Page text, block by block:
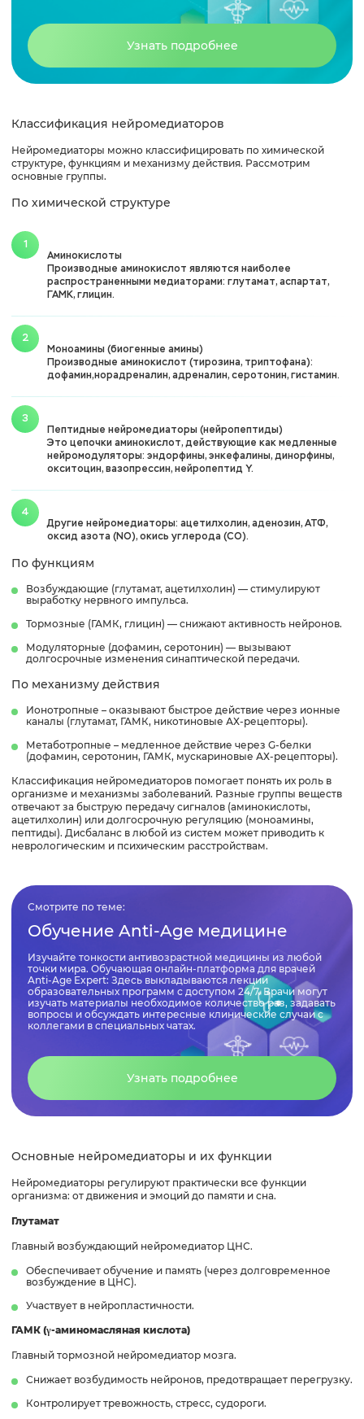
Узнать подробнее
Классификация нейромедиаторов
Нейромедиаторы можно классифицировать по химической
структуре, функциям и механизму действия. Рассмотрим
основные группы.
По химической структуре
Аминокислоты
Производные аминокислот являются наиболее
распространенными медиаторами: глутамат, аспартат,
ГАМК, глицин.
Моноамины (биогенные амины)
Производные аминокислот (тирозина, триптофана):
дофамин,норадреналин, адреналин, серотонин, гистамин.
Пептидные нейромедиаторы (нейропептиды)
Это цепочки аминокислот, действующие как медленные
нейромодуляторы: эндорфины, энкефалины, динорфины,
окситоцин, вазопрессин, нейропептид Y.
Другие нейромедиаторы: ацетилхолин, аденозин, АТФ,
оксид азота (NO), окись углерода (CO).
По функциям
Возбуждающие (глутамат, ацетилхолин) — стимулируют
выработку нервного импульса.
Тормозные (ГАМК, глицин) — снижают активность нейронов.
Модуляторные (дофамин, серотонин) — вызывают
долгосрочные изменения синаптической передачи.
По механизму действия
Ионотропные – оказывают быстрое действие через ионные
каналы (глутамат, ГАМК, никотиновые АХ-рецепторы).
Метаботропные – медленное действие через G-белки
(дофамин, серотонин, ГАМК, мускариновые АХ-рецепторы).
Классификация нейромедиаторов помогает понять их роль в
организме и механизмы заболеваний. Разные группы веществ
отвечают за быструю передачу сигналов (аминокислоты,
ацетилхолин) или долгосрочную регуляцию (моноамины,
пептиды). Дисбаланс в любой из систем может приводить к
неврологическим и психическим расстройствам.
Смотрите по теме:
Обучение Anti-Age медицине
Изучайте тонкости антивозрастной медицины из любой
точки мира. Обучающая онлайн-платформа для врачей
Anti-Age Expert: Здесь выкладываются лекции
образовательных программ с доступом 24/7. Врачи могут
изучать материалы необходимое количество раз, задавать
вопросы и обсуждать интересные клинические случаи с
коллегами в специальных чатах.
Узнать подробнее
Основные нейромедиаторы и их функции
Нейромедиаторы регулируют практически все функции
организма: от движения и эмоций до памяти и сна.
Глутамат
Главный возбуждающий нейромедиатор ЦНС.
Обеспечивает обучение и память (через долговременное
возбуждение в ЦНС).
Участвует в нейропластичности.
ГАМК (γ-аминомасляная кислота)
Главный тормозной нейромедиатор мозга.
Снижает возбудимость нейронов, предотвращает перегрузку.
Контролирует тревожность, стресс, судороги.